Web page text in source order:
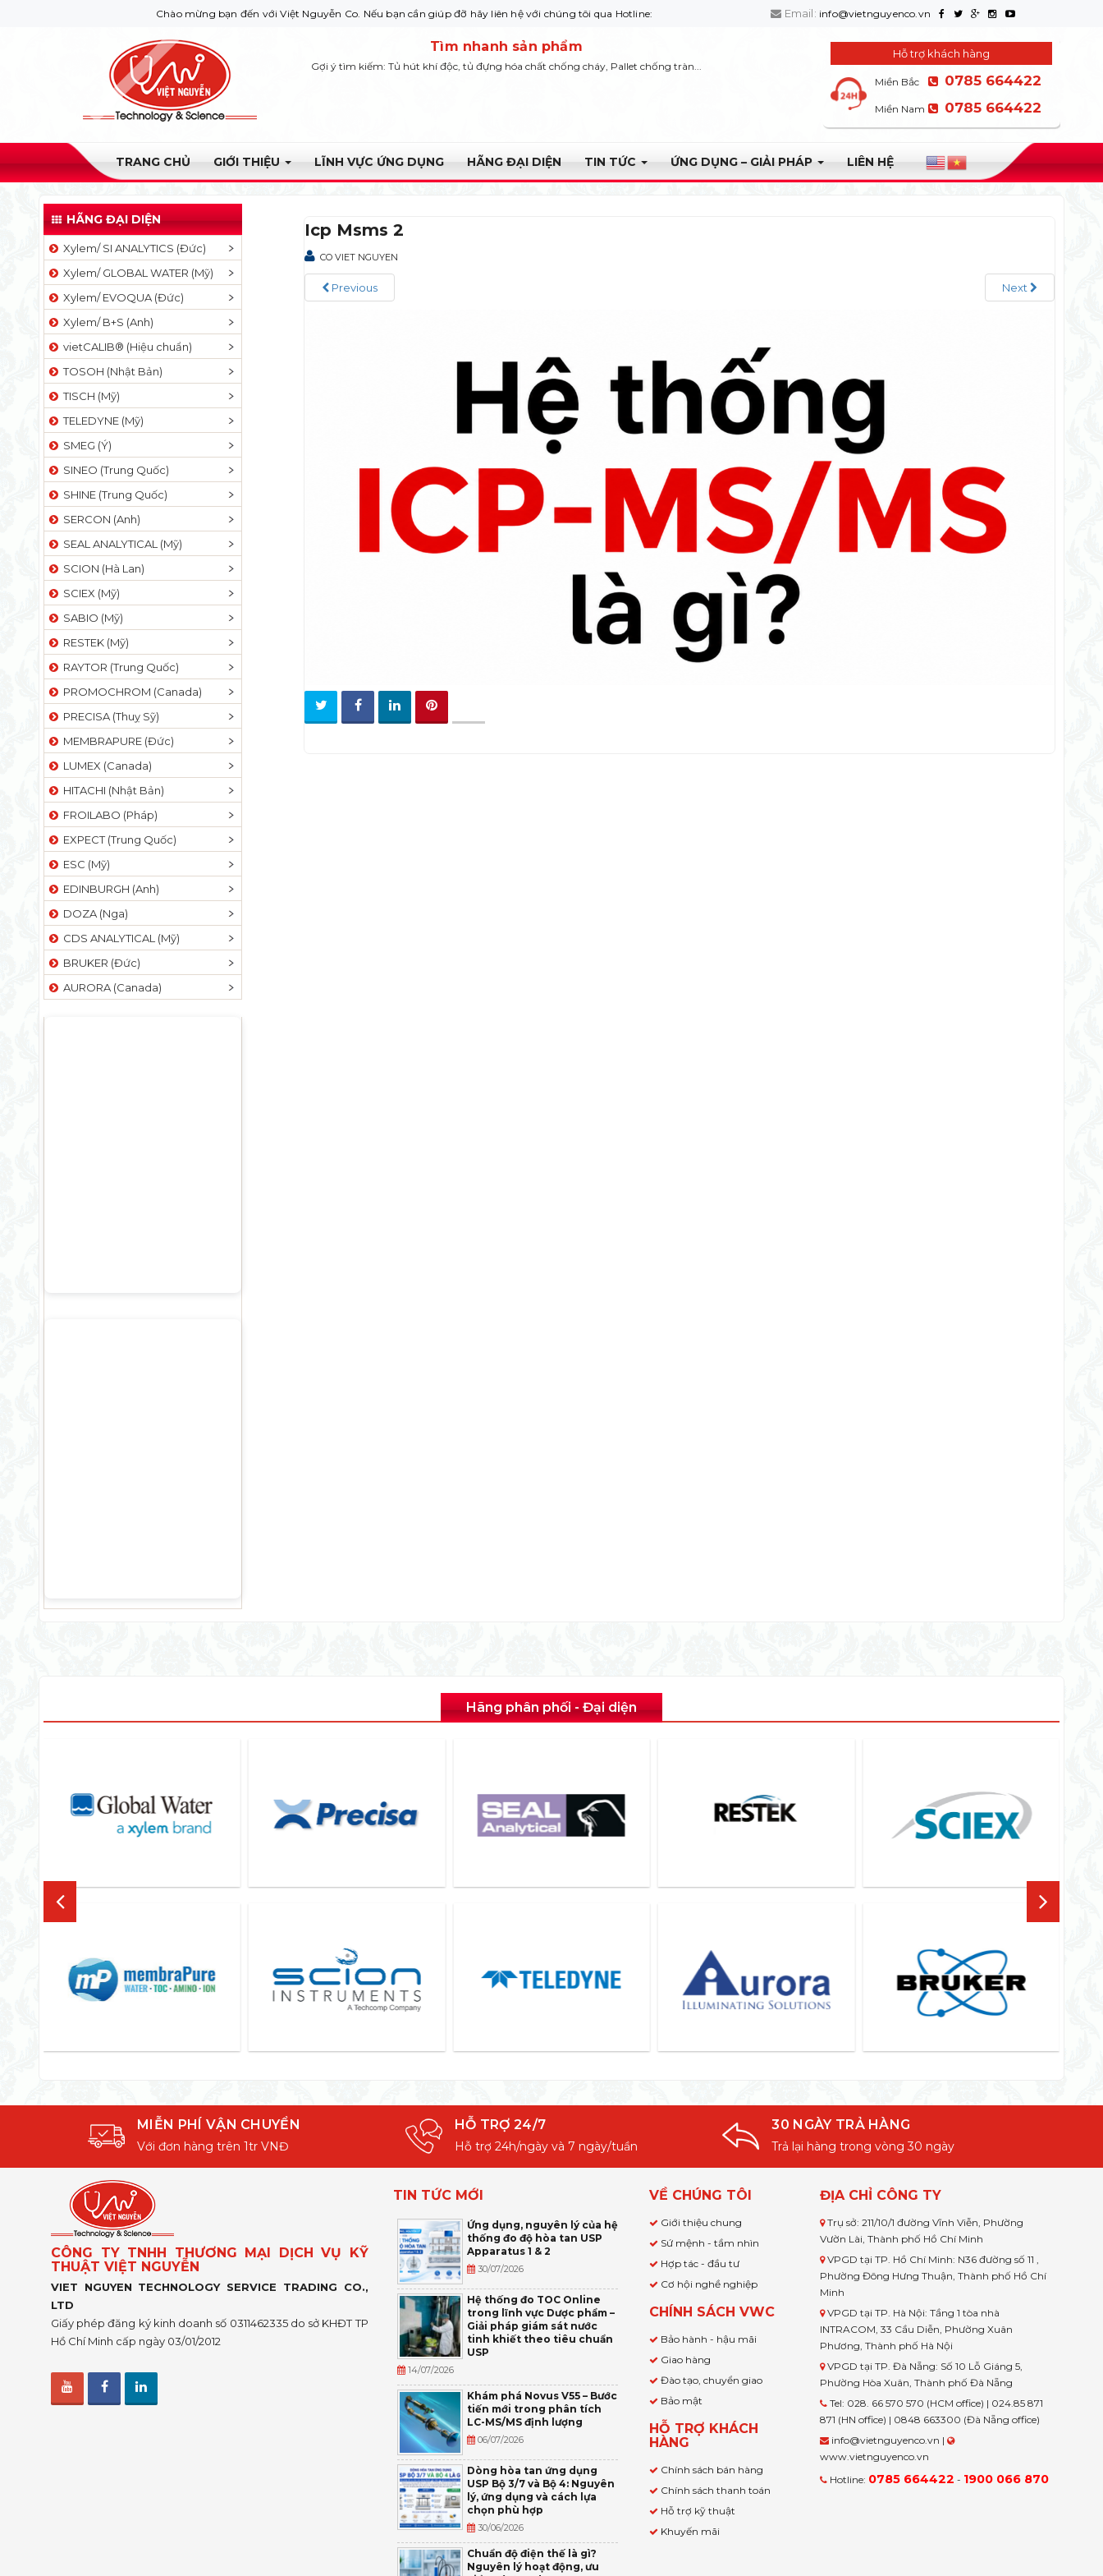
Chào mừng bạn đến với Việt Nguyễn Co. Nếu bạn cần giúp đỡ hãy liên hệ với chúng tôi qua Hotline: 0932 664422 Email: info@vietnguyenco.vn
Tìm nhanh sản phẩm
Gợi ý tìm kiếm: Tủ hút khí độc, tủ đựng hóa chất chống cháy, Pallet chống tràn...
Hỗ trợ khách hàng
Miền Bắc 0785 664422
Miền Nam 0785 664422
TRANG CHỦ GIỚI THIỆU LĨNH VỰC ỨNG DỤNG HÃNG ĐẠI DIỆN TIN TỨC ỨNG DỤNG – GIẢI PHÁP LIÊN HỆ
Icp Msms 2
CO VIET NGUYEN
Previous Next
HÃNG ĐẠI DIỆN
Xylem/ SI ANALYTICS (Đức)
Xylem/ GLOBAL WATER (Mỹ)
Xylem/ EVOQUA (Đức)
Xylem/ B+S (Anh)
vietCALIB® (Hiệu chuẩn)
TOSOH (Nhật Bản)
TISCH (Mỹ)
TELEDYNE (Mỹ)
SMEG (Ý)
SINEO (Trung Quốc)
SHINE (Trung Quốc)
SERCON (Anh)
SEAL ANALYTICAL (Mỹ)
SCION (Hà Lan)
SCIEX (Mỹ)
SABIO (Mỹ)
RESTEK (Mỹ)
RAYTOR (Trung Quốc)
PROMOCHROM (Canada)
PRECISA (Thuỵ Sỹ)
MEMBRAPURE (Đức)
LUMEX (Canada)
HITACHI (Nhật Bản)
FROILABO (Pháp)
EXPECT (Trung Quốc)
ESC (Mỹ)
EDINBURGH (Anh)
DOZA (Nga)
CDS ANALYTICAL (Mỹ)
BRUKER (Đức)
AURORA (Canada)
Hãng phân phối - Đại diện
MIỄN PHÍ VẬN CHUYỂN
Với đơn hàng trên 1tr VNĐ
HỖ TRỢ 24/7
Hỗ trợ 24h/ngày và 7 ngày/tuần
30 NGÀY TRẢ HÀNG
Trả lại hàng trong vòng 30 ngày
CÔNG TY TNHH THƯƠNG MẠI DỊCH VỤ KỸ
THUẬT VIỆT NGUYỄN
VIET NGUYEN TECHNOLOGY SERVICE TRADING CO.,
LTD
Giấy phép đăng ký kinh doanh số 0311462335 do sở KHĐT TP
Hồ Chí Minh cấp ngày 03/01/2012
TIN TỨC MỚI
Ứng dụng, nguyên lý của hệ
thống đo độ hòa tan USP
Apparatus 1 & 2
30/07/2026
Hệ thống đo TOC Online
trong lĩnh vực Dược phẩm –
Giải pháp giám sát nước
tinh khiết theo tiêu chuẩn
USP
14/07/2026
Khám phá Novus V55 – Bước
tiến mới trong phân tích
LC-MS/MS định lượng
06/07/2026
Dòng hòa tan ứng dụng
USP Bộ 3/7 và Bộ 4: Nguyên
lý, ứng dụng và cách lựa
chọn phù hợp
30/06/2026
Chuẩn độ điện thế là gì?
Nguyên lý hoạt động, ưu
VỀ CHÚNG TÔI
Giới thiệu chung
Sứ mệnh - tầm nhìn
Hợp tác - đầu tư
Cơ hội nghề nghiệp
CHÍNH SÁCH VWC
Bảo hành - hậu mãi
Giao hàng
Đào tạo, chuyển giao
Bảo mật
HỖ TRỢ KHÁCH
HÀNG
Chính sách bán hàng
Chính sách thanh toán
Hỗ trợ kỹ thuật
Khuyến mãi
ĐỊA CHỈ CÔNG TY
Trụ sở: 211/10/1 đường Vĩnh Viễn, Phường
Vườn Lài, Thành phố Hồ Chí Minh
VPGD tại TP. Hồ Chí Minh: N36 đường số 11 ,
Phường Đông Hưng Thuận, Thành phố Hồ Chí
Minh
VPGD tại TP. Hà Nội: Tầng 1 tòa nhà
INTRACOM, 33 Cầu Diễn, Phường Xuân
Phương, Thành phố Hà Nội
VPGD tại TP. Đà Nẵng: Số 10 Lỗ Giáng 5,
Phường Hòa Xuân, Thành phố Đà Nẵng
Tel: 028. 66 570 570 (HCM office) | 024.85 871
871 (HN office) | 0848 663300 (Đà Nẵng office)
info@vietnguyenco.vn |
www.vietnguyenco.vn
Hotline: 0785 664422 - 1900 066 870